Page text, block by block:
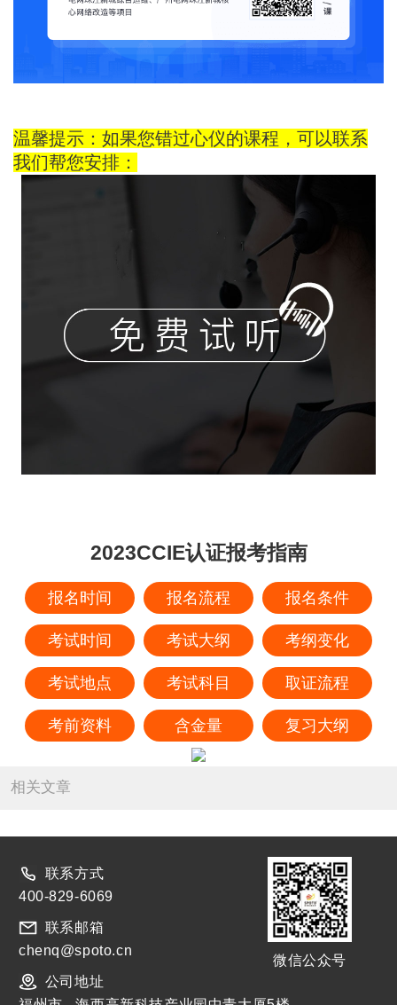
温馨提示：如果您错过心仪的课程，可以联系
我们帮您安排：
2023CCIE认证报考指南
报名时间 报名流程 报名条件
考试时间 考试大纲 考纲变化
考试地点 考试科目 取证流程
考前资料 含金量 复习大纲
相关文章
联系方式
400-829-6069
联系邮箱
chenq@spoto.cn
公司地址
微信公众号